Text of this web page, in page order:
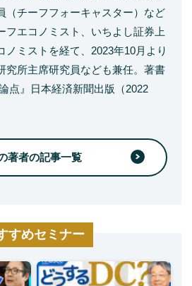
（チーフフォーキャスター）など
フエコノミスト、いちよし証券上
ノミストを経て、2023年10月より
究所主席研究員なども兼任。著書
点』日本経済新聞出版（2022
著者の記事一覧
すめセミナー